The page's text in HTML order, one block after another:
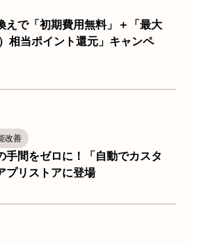
えで「初期費用無料」＋「最大
相当ポイント還元」キャンペ
改善
手間をゼロに！「自動でカスタ
プリストアに登場